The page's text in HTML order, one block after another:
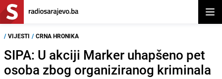
/ VIJESTI / CRNA HRONIKA
SIPA: U akciji Marker uhapšeno pet
osoba zbog organiziranog kriminala